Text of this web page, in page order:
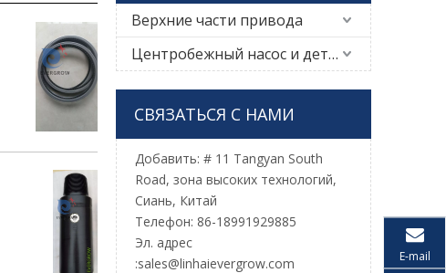
Верхние части привода
Центробежный насос и детали
СВЯЗАТЬСЯ С НАМИ
Добавить: # 11 Tangyan South
Road, зона высоких технологий,
Сиань, Китай
Телефон: 86-18991929885
Эл. адрес
:sales@linhaievergrow.com
E-mail